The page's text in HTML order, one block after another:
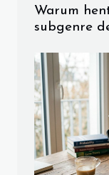
Warum
subgenre